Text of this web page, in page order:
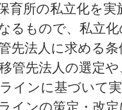
育所の私立化を
るもので、私立
先法人に求める
管先法人の選定
インに基づいて